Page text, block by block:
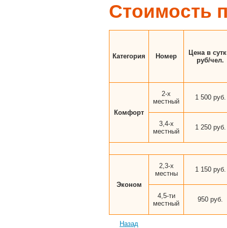
Стоимость
Категория Номер
Цена в
руб/чел.
Комфорт
2-х
местный
1 500 руб.
3,4-х
местный
1 250 руб.
Эконом
2,3-х
местны
1 150 руб.
4,5-ти
местный
950 руб.
Назад